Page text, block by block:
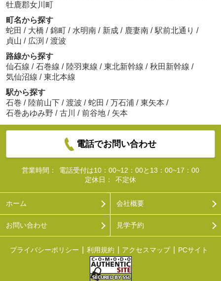
牡鹿郡女川町
町名から探す
蛇田 / 大橋 / 錦町 / 水明南 / 新成 / 鹿妻南 / 駅前北通り /
貞山 / 広渕 / 渡波
路線から探す
仙石線 / 石巻線 / 陸羽東線 / 東北新幹線 / 秋田新幹線 /
気仙沼線 / 東北本線
駅から探す
石巻 / 陸前山下 / 渡波 / 蛇田 / 万石浦 / 東矢本 /
石巻あゆみ野 / 古川 / 前谷地 / 矢本
電話でお問い合わせ
営業時間：
電話受付は10：00~12：00と13：00~17：00
定休日：
不定休
ホーム 会社概要
お問い合わせ 見学予約
プライバシーポリシー 利用規約 アクセスマップ PCサイト